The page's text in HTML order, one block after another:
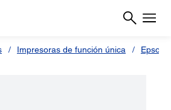
Impresoras de función única Epson